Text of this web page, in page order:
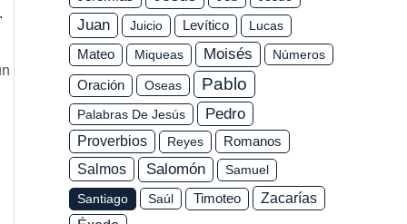
Juan Juicio Levítico
Lucas
Mateo
Miqueas Moisés Números
Oración Oseas Pablo
Palabras De Jesús Pedro
Proverbios Reyes
Romanos
Salmos
Salomón
Samuel
Santiago
Saúl Timoteo
Zacarías